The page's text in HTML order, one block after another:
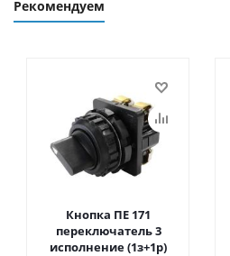
Рекомендуем
Кнопка ПЕ 171
переключатель 3
исполнение (1з+1р)